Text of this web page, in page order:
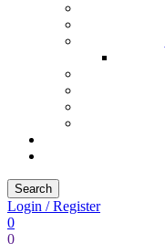
Search
Login / Register
0
0